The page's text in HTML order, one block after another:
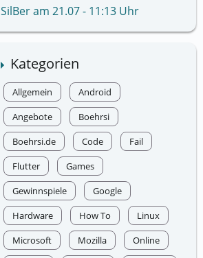
SilBer am 21.07 - 11:13 Uhr
Kategorien
Allgemein
Android
Angebote
Boehrsi
Boehrsi.de
Code
Fail
Flutter
Games
Gewinnspiele
Google
Hardware
How To
Linux
Microsoft
Mozilla
Online